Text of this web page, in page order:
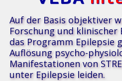
Auf der Basis objektiver
Forschung und
das Programm Epilepsie
Auflösung psycho-
Manifestationen von
unter Epilepsie leiden.